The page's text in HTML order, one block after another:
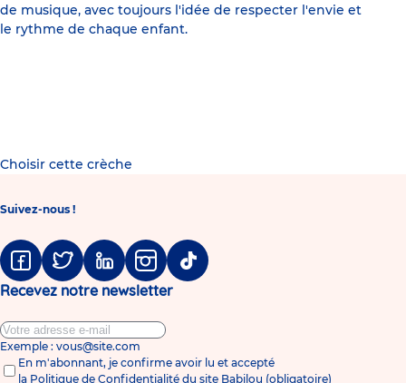
de musique, avec toujours l'idée de respecter l'envie et
le rythme de chaque enfant.
Choisir cette crèche
Suivez-nous !
FacebookTwitter LinkedinInstagramTiktok
Recevez notre newsletter
Exemple : vous@site.com
En m'abonnant, je confirme avoir lu et accepté
la Politique de Confidentialité du site Babilou (obligatoire)